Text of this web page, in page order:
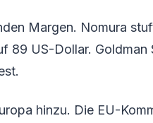
Margen. Nomura
89 US-Dollar. Goldman
hinzu. Die EU-